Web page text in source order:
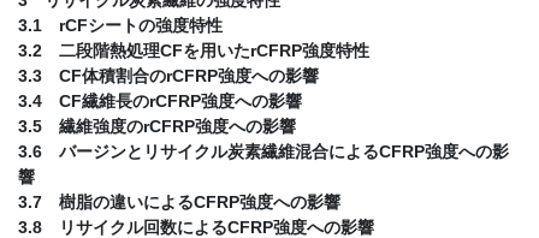
3.1 rCFシートの強度特性
3.2 二段階熱処理CFを用いたrCFRP強度特性
3.3 CF体積割合のrCFRP強度への影響
3.4 CF繊維長のrCFRP強度への影響
3.5 繊維強度のrCFRP強度への影響
3.6 バージンとリサイクル炭素繊維混合によるCFRP強度への影
響
3.7 樹脂の違いによるCFRP強度への影響
3.8 リサイクル回数によるCFRP強度への影響